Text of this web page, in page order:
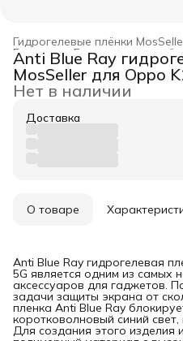
Гидрогелевые плёнки
Гидрогелевые
Главная ›
Anti Blue Ray
MosSeller для Oppo
Нет в наличии
Доставка
О товаре
Anti Blue Ray гидрогелевая
5G является одним из самых
аксессуаров для гаджетов.
задачи защиты экрана от
пленка Anti Blue Ray
коротковолновый синий
Для создания этого изделия